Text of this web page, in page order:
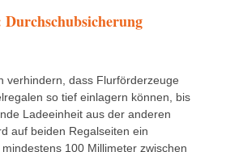
verhindern, dass Flurförderzeuge
so tief einlagern können, bis
Ladeeinheit aus der anderen
auf beiden Regalseiten ein
100 Millimeter zwischen